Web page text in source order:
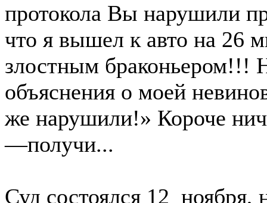
протокола Вы нарушили
что я вышел к авто на 26
злостным браконьером!!!
объяснения о моей
же нарушили!» Короче
—получи...
Суд состоялся 12 ноября,